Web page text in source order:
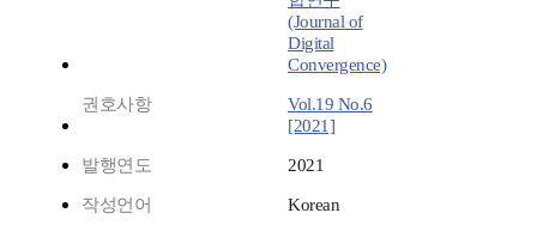
(Journal of
Digital
Convergence)
권호사항
Vol.19 No.6
[2021]
발행연도 2021
작성언어 Korean